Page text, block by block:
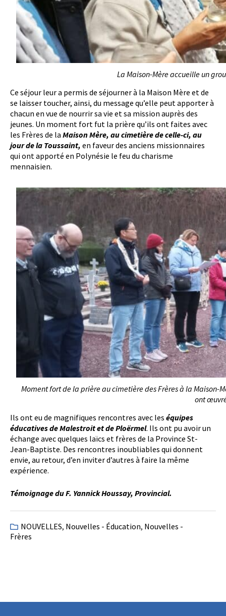
La Maison-Mère accueille un
Ce séjour leur a permis de séjourner à la Maison Mère et de
se laisser toucher, ainsi, du message qu’elle peut apporter à
chacun en vue de nourrir sa vie et sa mission auprès des
jeunes. Un moment fort fut la prière qu’ils ont faites avec
les Frères de la Maison Mère, au cimetière de celle-ci, au
jour de la Toussaint, en faveur des anciens missionnaires
qui ont apporté en Polynésie le feu du charisme
mennaisien.
Moment fort de la prière au cimetière des Frères à la Maison-
ont
Ils ont eu de magnifiques rencontres avec les équipes
éducatives de Malestroit et de Ploërmel. Ils ont pu avoir un
échange avec quelques laïcs et frères de la Province St-
Jean-Baptiste. Des rencontres inoubliables qui donnent
envie, au retour, d’en inviter d’autres à faire la même
expérience.
Témoignage du F. Yannick Houssay, Provincial.
NOUVELLES, Nouvelles - Éducation, Nouvelles -
Frères